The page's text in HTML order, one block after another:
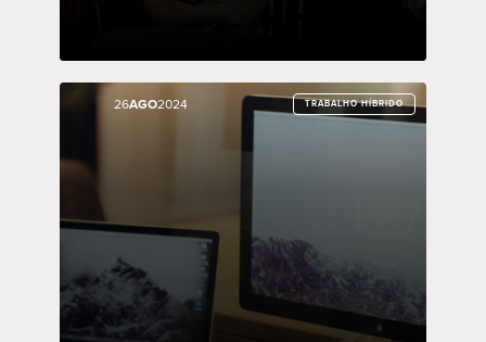
26AGO2024 TRABALHO HÍBRIDO
26AGO2024 TRABALHO HÍBRIDO